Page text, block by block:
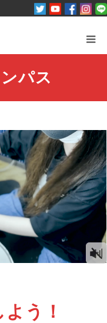
パス
う！